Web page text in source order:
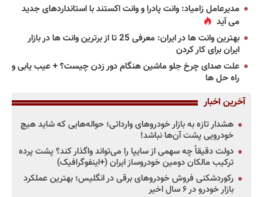
مدیرعامل زامیاد: وانت پادرا و وانت اکستند با استانداردهای جدید
می آید
بهترین وانت ها در ایران: معرفی 25 تا از برترین وانت ها در بازار
ایران برای کار کردن
علت صدای چرخ جلو ماشین هنگام دور زدن چیست؟ + عیب یابی و
راه حل ها
آخرین اخبار
هشدار تازه به بازار خودروهای وارداتی؛ حواله‌هایی که شاید هیچ
خودرویی پشت آن‌ها نباشد!
دولت دقیقاً چه سهمی از سایپا را می‌تواند واگذار کند؟ پشت پرده
ترکیب مالکان دومین خودروساز ایران (+اینفوگرافیک)
رکوردشکنی فروش خودروهای برقی در انگلیس؛ بهترین عملکرد
بازار خودرو در ۶ سال اخیر